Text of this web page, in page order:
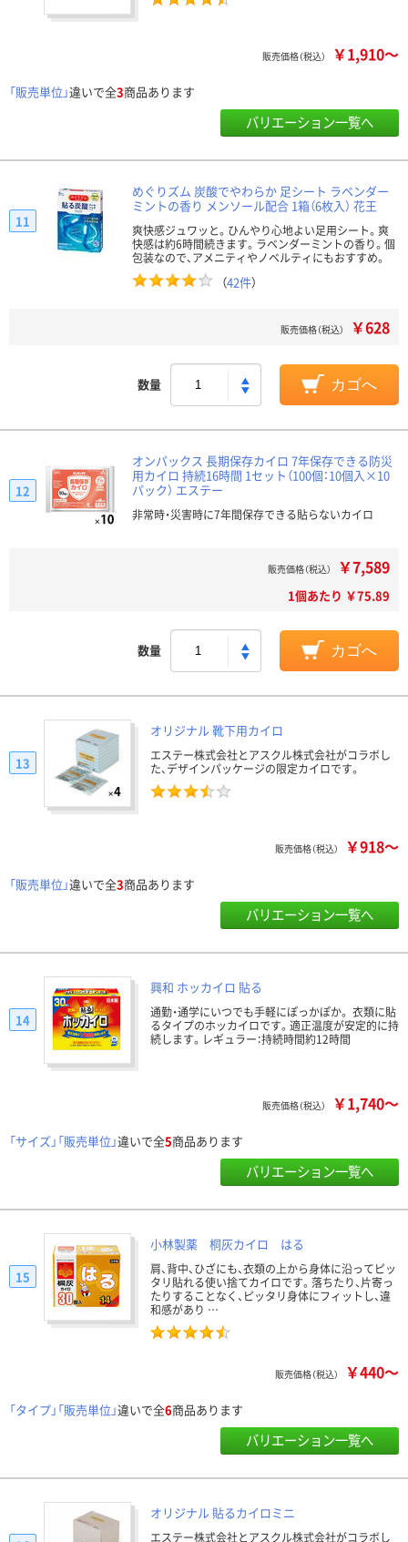
販売価格（税込） ￥1,910～
「販売単位」違いで全3商品あります
バリエーション一覧へ
めぐりズム 炭酸でやわらか 足シート ラベンダー
ミントの香り メンソール配合 1箱（6枚入） 花王
爽快感ジュワッと。ひんやり心地よい足用シート。爽
快感は約6時間続きます。ラベンダーミントの香り。個
包装なので、アメニティやノベルティにもおすすめ。
（42件）
11
販売価格（税込） ￥628
数量 カゴへ
オンパックス 長期保存カイロ 7年保存できる防災
用カイロ 持続16時間 1セット（100個：10個入×10
パック） エステー
非常時・災害時に7年間保存できる貼らないカイロ
12
販売価格（税込） ￥7,589
1個あたり ￥75.89
数量 カゴへ
オリジナル 靴下用カイロ
エステー株式会社とアスクル株式会社がコラボし
た、デザインパッケージの限定カイロです。
13
販売価格（税込） ￥918～
「販売単位」違いで全3商品あります
バリエーション一覧へ
興和 ホッカイロ 貼る
通勤・通学にいつでも手軽にぽっかぽか。 衣類に貼
るタイプのホッカイロです。適正温度が安定的に持
続します。レギュラー：持続時間約12時間
14
販売価格（税込） ￥1,740～
「サイズ」「販売単位」違いで全5商品あります
バリエーション一覧へ
小林製薬 桐灰カイロ はる
肩、背中、ひざにも、衣類の上から身体に沿ってピッ
タリ貼れる使い捨てカイロです。落ちたり、片寄っ
たりすることなく、ピッタリ身体にフィットし、違
和感があり …
15
販売価格（税込） ￥440～
「タイプ」「販売単位」違いで全6商品あります
バリエーション一覧へ
オリジナル 貼るカイロミニ
エステー株式会社とアスクル株式会社がコラボし